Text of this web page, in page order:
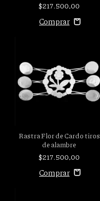
$217.500,00
Rastra Flor de Cardo tiros
de alambre
$217.500,00